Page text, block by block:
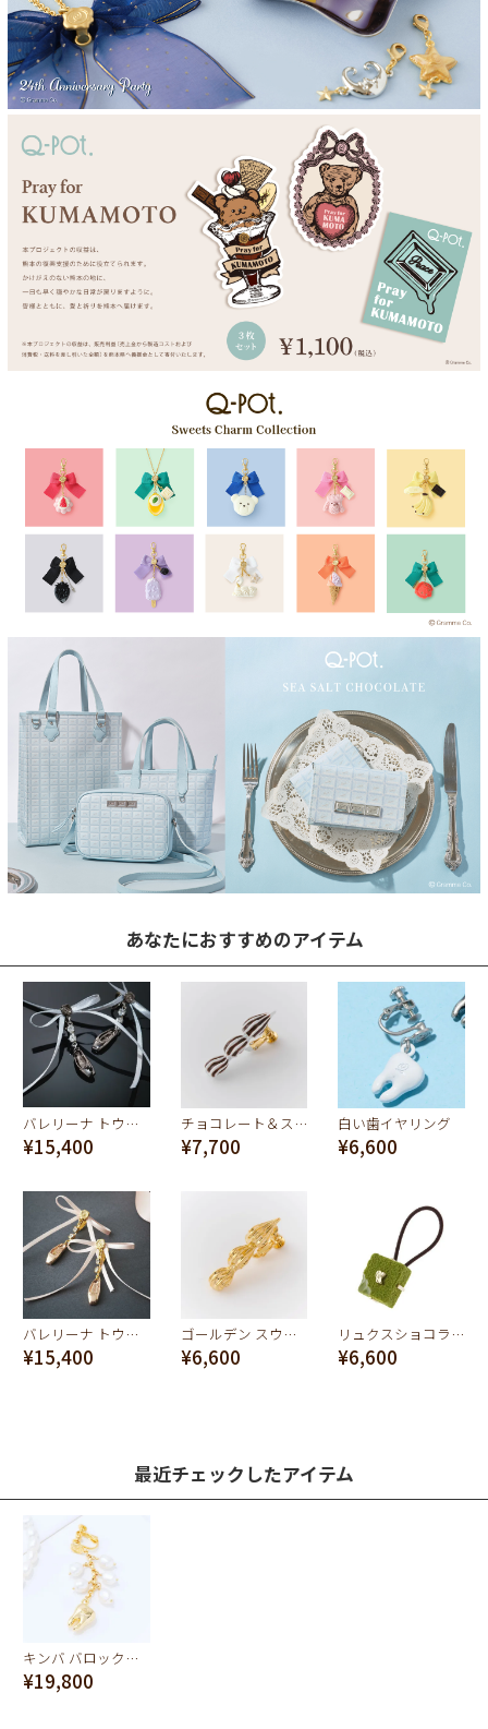
あなたにおすすめのアイテム
バレリーナ トウシューズイヤリング（黒鳥）
¥15,400
チョコレート＆スウィートクリーミークリーム イヤリング
¥7,700
白い歯イヤリング
¥6,600
バレリーナ トウシューズイヤリング
¥15,400
ゴールデン スウィートクリーミークリーム イヤリング
¥6,600
リュクスショコラ ヘアゴム
¥6,600
最近チェックしたアイテム
キンバ バロック淡水パール イヤリング
¥19,800